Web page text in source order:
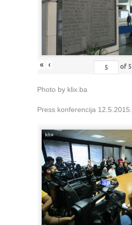
« ‹ of 5
Photo by klix.ba
Press konferencija 12.5.2015.